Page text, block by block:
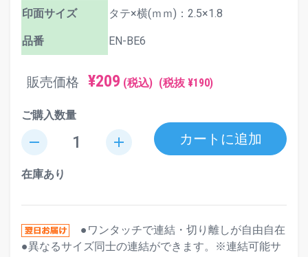
印面サイズ タテ×横(ｍｍ)：2.5×1.8
品番 EN-BE6
販売価格 ¥209 (税込) (税抜 ¥190)
ご購入数量
remove add カートに追加
在庫あり
●ワンタッチで連結・切り離しが自由自在
●異なるサイズ同士の連結ができます。※連結可能サ